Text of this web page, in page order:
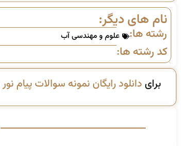
نام های دیگر:
رشته ها: علوم و مهندسی آب
کد رشته ها:
برای دانلود رایگان نمونه سوالات پیام نور